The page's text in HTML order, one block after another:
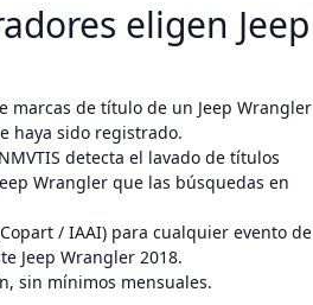
eligen Jeep
marcas de título de un Jeep Wrangler
haya sido registrado.
detecta el lavado de títulos
Wrangler que las búsquedas en
/ IAAI) para cualquier evento de
Jeep Wrangler 2018.
sin mínimos mensuales.